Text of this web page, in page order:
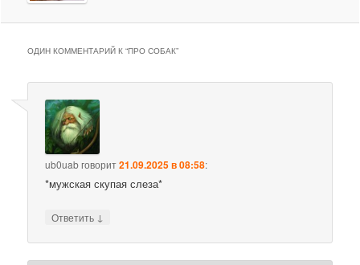
ОДИН КОММЕНТАРИЙ К “ПРО СОБАК”
ub0uabговорит21.09.2025 в 08:58:
*мужская скупая слеза*
Ответить ↓